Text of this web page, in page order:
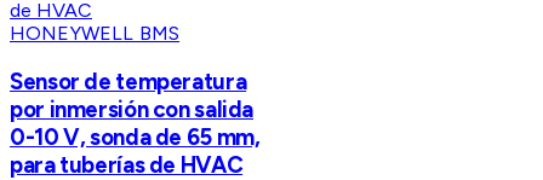
HONEYWELL BMS
Sensor de temperatura
por inmersión con salida
0-10 V, sonda de 65 mm,
para tuberías de HVAC